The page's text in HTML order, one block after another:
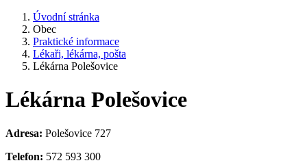
Úvodní stránka
Obec
Praktické informace
Lékaři, lékárna, pošta
Lékárna Polešovice
Lékárna Polešovice
Adresa: Polešovice 727
Telefon: 572 593 300